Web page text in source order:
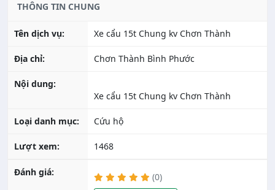
THÔNG TIN CHUNG
Tên dịch vụ: Xe cẩu 15t Chung kv Chơn Thành
Địa chỉ: Chơn Thành Bình Phước
Nội dung:
Xe cẩu 15t Chung kv Chơn Thành
Loại danh mục: Cứu hộ
Lượt xem: 1468
Đánh giá:
(0)